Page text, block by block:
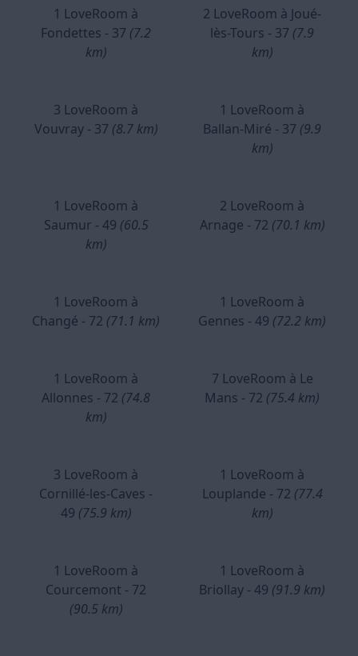
1 LoveRoom à
Fondettes - 37 (7.2
km)
2 LoveRoom à Joué-
lès-Tours - 37 (7.9
km)
3 LoveRoom à
Vouvray - 37 (8.7 km)
1 LoveRoom à
Ballan-Miré - 37 (9.9
km)
1 LoveRoom à
Saumur - 49 (60.5
km)
2 LoveRoom à
Arnage - 72 (70.1 km)
1 LoveRoom à
Changé - 72 (71.1 km)
1 LoveRoom à
Gennes - 49 (72.2 km)
1 LoveRoom à
Allonnes - 72 (74.8
km)
7 LoveRoom à Le
Mans - 72 (75.4 km)
3 LoveRoom à
Cornillé-les-Caves -
49 (75.9 km)
1 LoveRoom à
Louplande - 72 (77.4
km)
1 LoveRoom à
Courcemont - 72
(90.5 km)
1 LoveRoom à
Briollay - 49 (91.9 km)